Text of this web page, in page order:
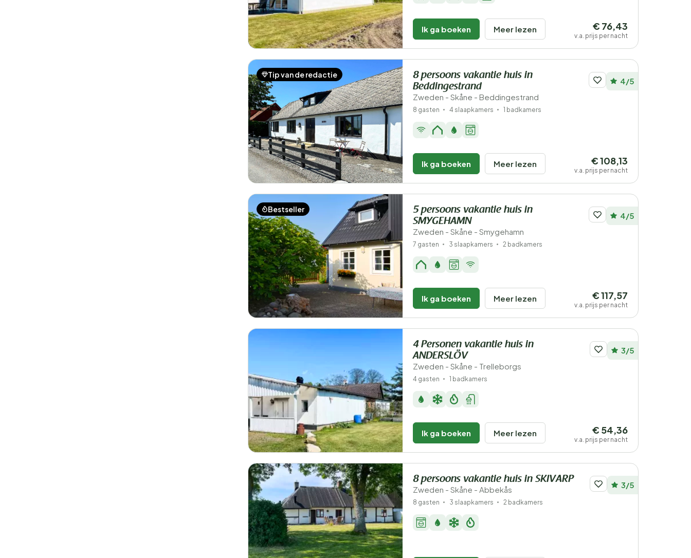
Ik ga boeken Meer lezen € 76,43
v.a. prijs per nacht
Tip van de redactie
8 persoons vakantie huis in
Beddingestrand
Zweden - Skåne - Beddingestrand
4/5
8 gasten 4 slaapkamers 1 badkamers
Ik ga boeken Meer lezen € 108,13
v.a. prijs per nacht
Bestseller
5 persoons vakantie huis in
SMYGEHAMN
Zweden - Skåne - Smygehamn
4/5
7 gasten 3 slaapkamers 2 badkamers
Ik ga boeken Meer lezen € 117,57
v.a. prijs per nacht
4 Personen vakantie huis in
ANDERSLÖV
Zweden - Skåne - Trelleborgs
3/5
4 gasten 1 badkamers
Ik ga boeken Meer lezen € 54,36
v.a. prijs per nacht
8 persoons vakantie huis in SKIVARP
Zweden - Skåne - Abbekås 3/5
8 gasten 3 slaapkamers 2 badkamers